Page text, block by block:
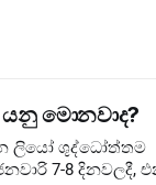
යනු මොනවාද?
ලියෝ ශුද්ධෝත්තම
7-8 දිනවලදී,